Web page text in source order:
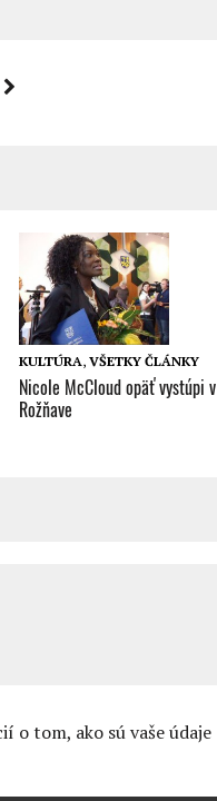
KULTÚRA,VŠETKY ČLÁNKY
Nicole McCloud opäť vystúpi v
Rožňave
o tom, ako sú vaše údaje